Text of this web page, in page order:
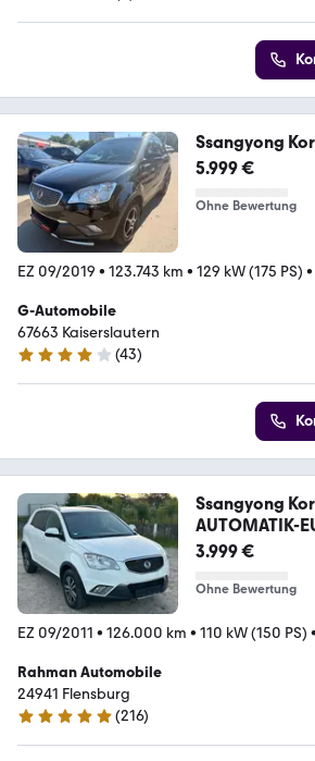
Ssangyong
5.999 €
Ohne Bewertung
EZ 09/2019 • 123.743 km • 129 kW (175 PS) •
G-Automobile
67663 Kaiserslautern
3.8 Sterne
(43)
Ssangyong
AUTOMATIK-
3.999 €
Ohne Bewertung
EZ 09/2011 • 126.000 km • 110 kW (150 PS) •
Rahman Automobile
24941 Flensburg
4.9 Sterne
(216)